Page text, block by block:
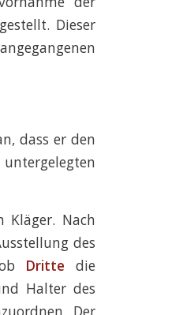
Dieser
dass er den
Kläger. Nach
des
Dritte die
Halter des